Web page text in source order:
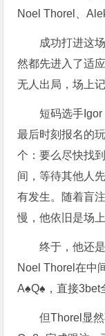
Noel Thorel、
成功打进这
然都先进入了适
无人出局，场上
短码选手
最后时刻报名的
个：要么尽快找
间，等待其他人
有发生。随着盲
慢，他依旧是场
终于，他还
Noel Thorel在中
A♠Q♠，直接3bet
但Thorel显